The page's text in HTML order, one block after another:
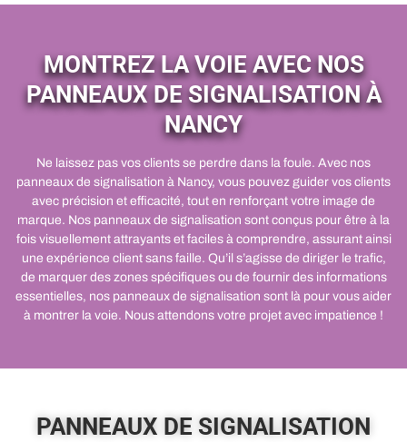
MONTREZ LA VOIE AVEC NOS
PANNEAUX DE SIGNALISATION À
NANCY
Ne laissez pas vos clients se perdre dans la foule. Avec nos
panneaux de signalisation à Nancy, vous pouvez guider vos clients
avec précision et efficacité, tout en renforçant votre image de
marque. Nos panneaux de signalisation sont conçus pour être à la
fois visuellement attrayants et faciles à comprendre, assurant ainsi
une expérience client sans faille. Qu’il s’agisse de diriger le trafic,
de marquer des zones spécifiques ou de fournir des informations
essentielles, nos panneaux de signalisation sont là pour vous aider
à montrer la voie. Nous attendons votre projet avec impatience !
PANNEAUX DE SIGNALISATION